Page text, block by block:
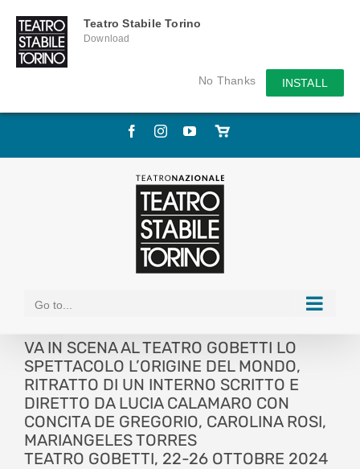
Teatro Stabile Torino
Download
No Thanks INSTALL
Skip
FacebookInstagramYouTube
Store
Go to...
VA IN SCENA AL TEATRO GOBETTI LO
SPETTACOLO L’ORIGINE DEL MONDO,
RITRATTO DI UN INTERNO SCRITTO E
DIRETTO DA LUCIA CALAMARO CON
CONCITA DE GREGORIO, CAROLINA ROSI,
MARIANGELES TORRES
TEATRO GOBETTI, 22-26 OTTOBRE 2024